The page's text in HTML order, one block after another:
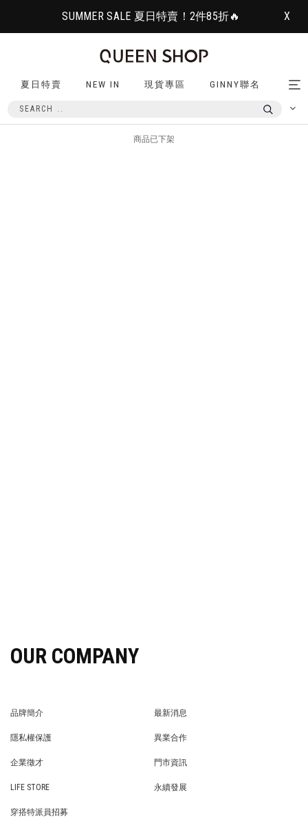
SUMMER SALE 夏日特賣！2件85折🔥 X
夏日特賣 NEW IN 現貨專區 GINNY聯名
商品已下架
OUR COMPANY
品牌簡介
最新消息
隱私權保護
異業合作
企業徵才
門市資訊
LIFE STORE
永續發展
穿搭特派員招募